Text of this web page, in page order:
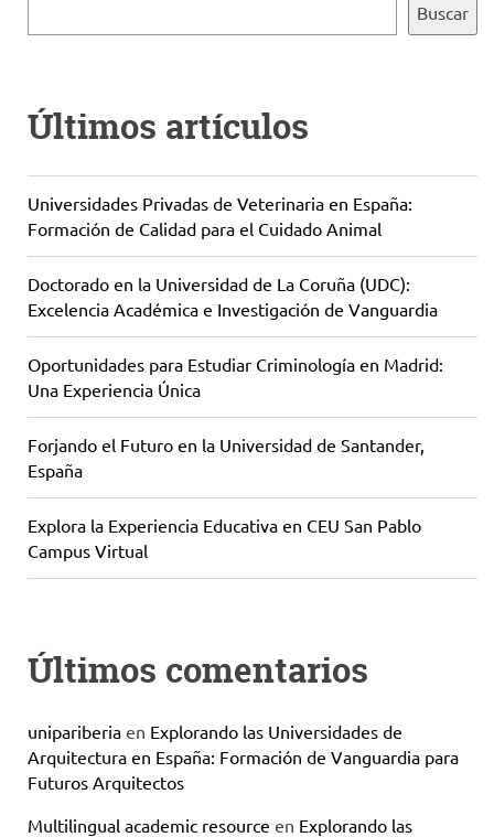
Buscar
Últimos artículos
Universidades Privadas de Veterinaria en España:
Formación de Calidad para el Cuidado Animal
Doctorado en la Universidad de La Coruña (UDC):
Excelencia Académica e Investigación de Vanguardia
Oportunidades para Estudiar Criminología en Madrid:
Una Experiencia Única
Forjando el Futuro en la Universidad de Santander,
España
Explora la Experiencia Educativa en CEU San Pablo
Campus Virtual
Últimos comentarios
unipariberia en Explorando las Universidades de
Arquitectura en España: Formación de Vanguardia para
Futuros Arquitectos
Multilingual academic resource en Explorando las